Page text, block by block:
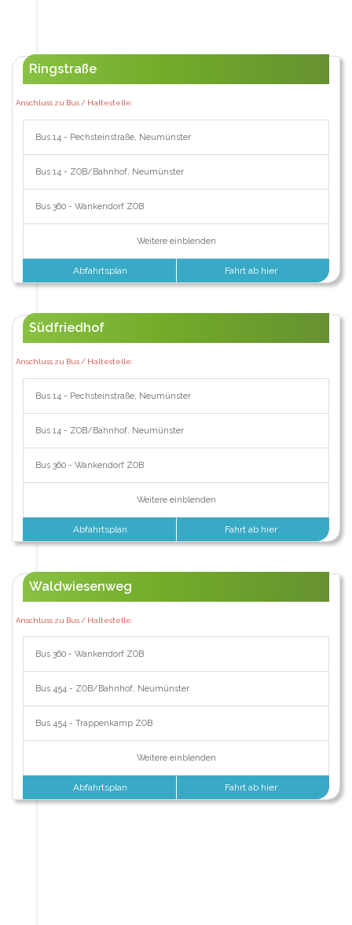
Ringstraße
Anschluss zu Bus / Haltestelle:
Bus 14 - Pechsteinstraße, Neumünster
Bus 14 - ZOB/Bahnhof, Neumünster
Bus 360 - Wankendorf ZOB
Weitere einblenden
Abfahrtsplan Fahrt ab hier
Südfriedhof
Anschluss zu Bus / Haltestelle:
Bus 14 - Pechsteinstraße, Neumünster
Bus 14 - ZOB/Bahnhof, Neumünster
Bus 360 - Wankendorf ZOB
Weitere einblenden
Abfahrtsplan Fahrt ab hier
Waldwiesenweg
Anschluss zu Bus / Haltestelle:
Bus 360 - Wankendorf ZOB
Bus 454 - ZOB/Bahnhof, Neumünster
Bus 454 - Trappenkamp ZOB
Weitere einblenden
Abfahrtsplan Fahrt ab hier